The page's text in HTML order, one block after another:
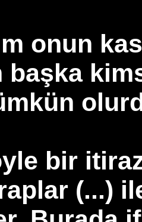
onun
başka
bir
(...)